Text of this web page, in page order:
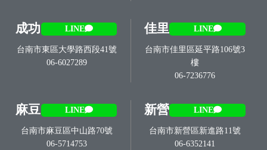
成功 LINE
台南市東區大學路西段41號
06-6027289
佳里 LINE
台南市佳里區延平路106號3
樓
06-7236776
麻豆 LINE
台南市麻豆區中山路70號
06-5714753
新營 LINE
台南市新營區新進路11號
06-6352141